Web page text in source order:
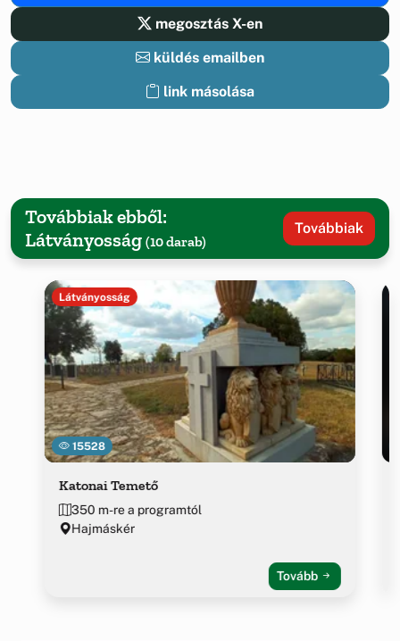
megosztás X-en
küldés emailben
link másolása
Továbbiak ebből:
Látványosság (10 darab)
Továbbiak
15528
Látványosság
Katonai Temető
350 m-re a programtól
Hajmáskér
Tovább